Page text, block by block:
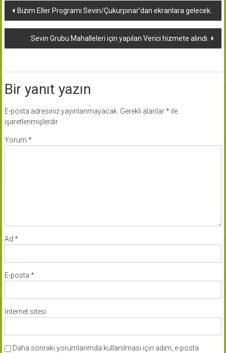
Yazı
dolaşımı
Bizim Eller Programı Sevin/Çukurpınar’dan ekranlara gelecek.
Sevin Grubu Mahalleleri için yapılan Verici hizmete alındı.
Bir yanıt yazın
E-posta adresiniz yayınlanmayacak. Gerekli alanlar*ile
işaretlenmişlerdir
Yorum *
Ad *
E-posta *
İnternet sitesi
Daha sonraki yorumlarımda kullanılması için adım, e-posta